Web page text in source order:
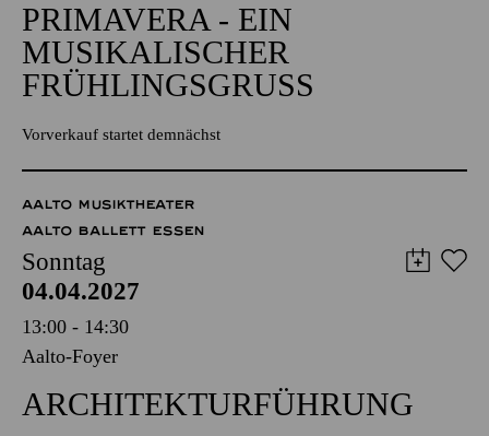
PRIMAVERA - EIN
MUSIKALISCHER
FRÜHLINGSGRUSS
Vorverkauf startet demnächst
AALTO MUSIKTHEATER
AALTO BALLETT ESSEN
Sonntag
04.04.2027
13:00 - 14:30
Aalto-Foyer
ARCHITEKTUR­FÜHRUNG